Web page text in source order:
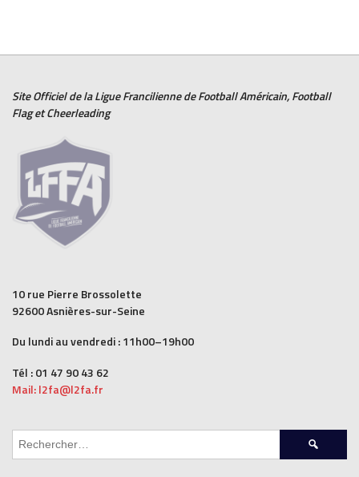
Site Officiel de la Ligue Francilienne deFootball Américain,Football
FlagetCheerleading
10 rue Pierre Brossolette
92600 Asnières-sur-Seine
Du lundi au vendredi : 11h00–19h00
Tél : 01 47 90 43 62
Mail: l2fa@l2fa.fr
Rechercher :